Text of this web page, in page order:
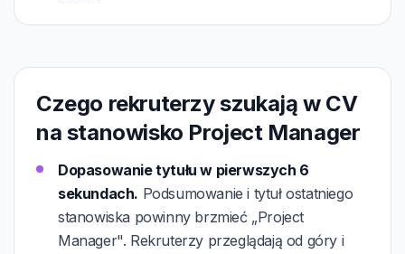
Czego rekruterzy szukają w CV
na stanowisko Project Manager
Dopasowanie tytułu w pierwszych 6
sekundach. Podsumowanie i tytuł ostatniego
stanowiska powinny brzmieć „Project
Manager". Rekruterzy przeglądają od góry i